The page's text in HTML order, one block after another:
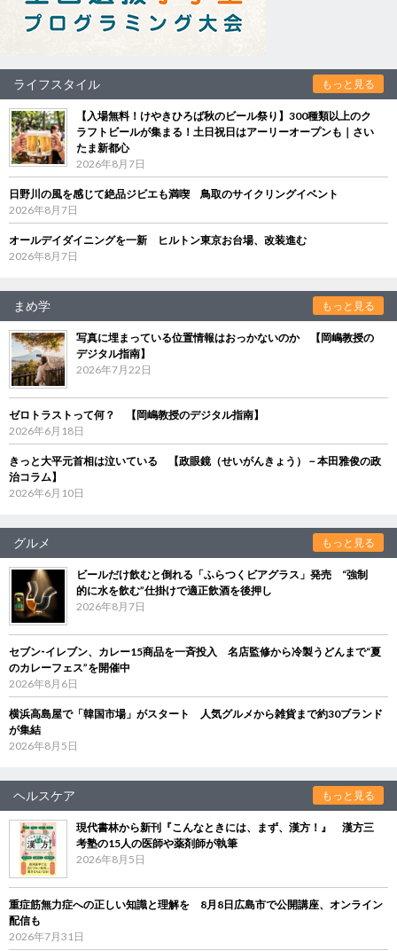
ライフスタイル もっと見る
【入場無料！けやきひろば秋のビール祭り】300種類以上のク
ラフトビールが集まる！土日祝日はアーリーオープンも｜さい
たま新都心
2026年8月7日
日野川の風を感じて絶品ジビエも満喫 鳥取のサイクリングイベント
2026年8月7日
オールデイダイニングを一新 ヒルトン東京お台場、改装進む
2026年8月7日
まめ学 もっと見る
写真に埋まっている位置情報はおっかないのか 【岡嶋教授の
デジタル指南】
2026年7月22日
ゼロトラストって何？ 【岡嶋教授のデジタル指南】
2026年6月18日
きっと大平元首相は泣いている 【政眼鏡（せいがんきょう）－本田雅俊の政
治コラム】
2026年6月10日
グルメ もっと見る
ビールだけ飲むと倒れる「ふらつくビアグラス」発売 “強制
的に水を飲む”仕掛けで適正飲酒を後押し
2026年8月7日
セブン‐イレブン、カレー15商品を一斉投入 名店監修から冷製うどんまで“夏
のカレーフェス”を開催中
2026年8月6日
横浜高島屋で「韓国市場」がスタート 人気グルメから雑貨まで約30ブランド
が集結
2026年8月5日
ヘルスケア もっと見る
現代書林から新刊『こんなときには、まず、漢方！』 漢方三
考塾の15人の医師や薬剤師が執筆
2026年8月5日
重症筋無力症への正しい知識と理解を 8月8日広島市で公開講座、オンライン
配信も
2026年7月31日